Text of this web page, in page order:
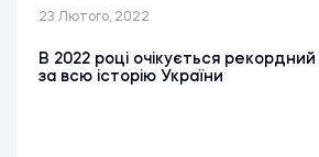
23 Лютого, 2022
В 2022 році очікується
за всю історію України